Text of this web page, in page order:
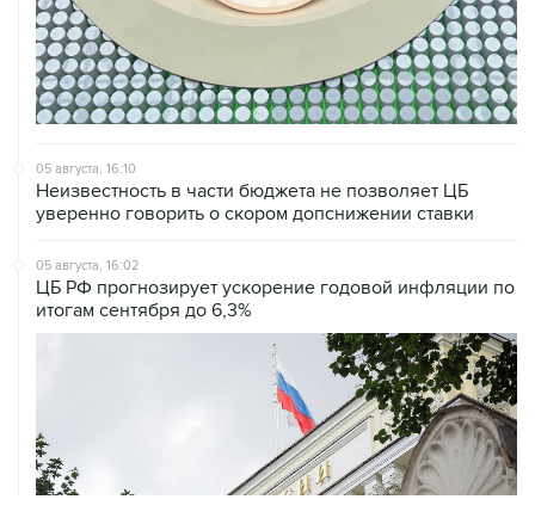
05 августа, 16:10
Неизвестность в части бюджета не позволяет ЦБ
уверенно говорить о скором допснижении ставки
05 августа, 16:02
ЦБ РФ прогнозирует ускорение годовой инфляции по
итогам сентября до 6,3%